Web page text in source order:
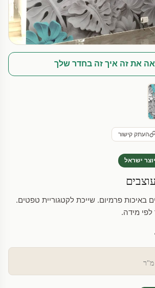
את זה איך זה בחדר שלך
העתק קישור
ישראל
באיכות פרמיום. שייכת לקטגוריית טפטים.